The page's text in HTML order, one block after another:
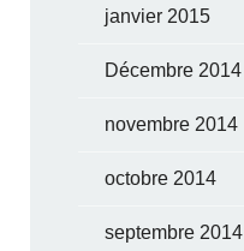
janvier 2015
Décembre 2014
novembre 2014
octobre 2014
septembre 2014